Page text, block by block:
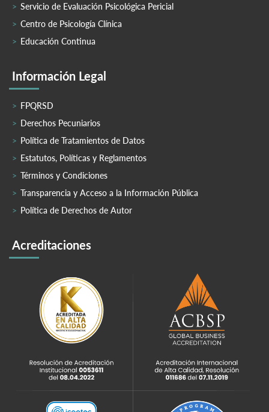
Servicio de Evaluación Psicológica Pericial
Centro de Psicología Clínica
Educación Continua
Información Legal
FPQRSD
Derechos Pecuniarios
Política de Tratamientos de Datos
Estatutos, Políticas y Reglamentos
Términos y Condiciones
Transparencia y Acceso a la Información Pública
Política de Derechos de Autor
Acreditaciones